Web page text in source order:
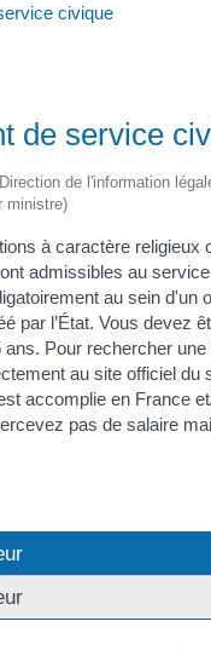
civique
de service
de l'information
ministre)
à caractère religieux
admissibles au
au sein d'un
par l’État. Vous devez
ans. Pour rechercher
au site officiel du
accomplie en France
pas de salaire